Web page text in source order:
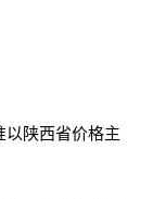
以陕西省价格主